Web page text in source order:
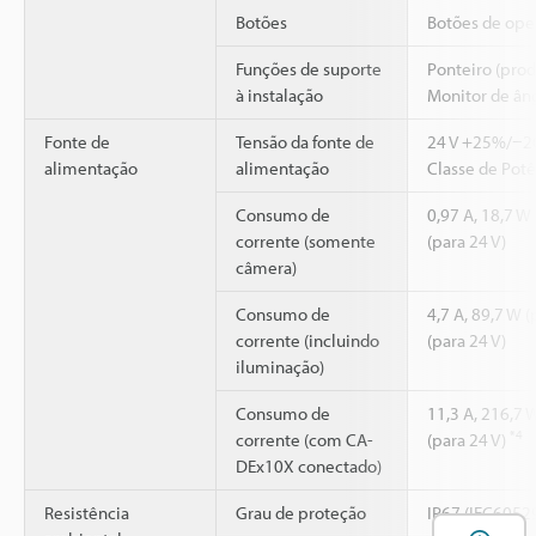
Botões Botões de
Funções de suporte
à instalação
Ponteiro
Monitor de
Fonte de
alimentação
Tensão da fonte de
alimentação
24 V +25%/
Classe de
Consumo de
corrente (somente
câmera)
0,97 A, 18,7
(para 24 V)
Consumo de
corrente (incluindo
iluminação)
4,7 A, 89,7 W
(para 24 V)
Consumo de
corrente (com CA-
DEx10X conectado)
11,3 A, 216,7
(para 24 V)
Resistência
Grau de proteção IP67